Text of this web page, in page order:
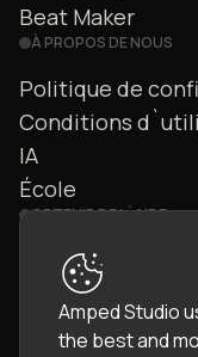
Beat Maker
À PROPOS DE NOUS
Politique de
Conditions
IA
École
OBTENIR DE L`AIDE
Nous contacter
Communauté
Amped Studio
the best and